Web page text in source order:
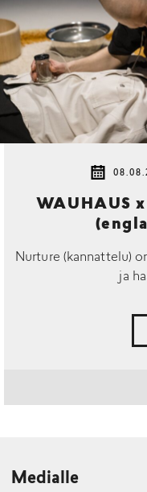
WAUHAUS
Nurture (kannattelu)
ja
Medialle